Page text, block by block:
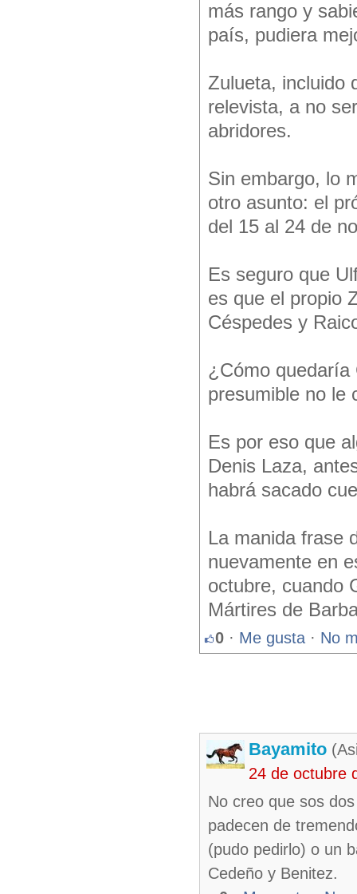
más rango y
país, pudiera
Zulueta, incluido
relevista, a no
abridores.
Sin embargo, lo
otro asunto: el
del 15 al 24 de
Es seguro que
es que el propio
Céspedes y
¿Cómo quedaría
presumible no le
Es por eso que
Denis Laza,
habrá sacado
La manida frase
nuevamente en
octubre, cuando
Mártires de
0 · Me gusta · No
Bayamito
24 de octubre
No creo que sos
padecen de
(pudo pedirlo) o un
Cedeño y Benitez.